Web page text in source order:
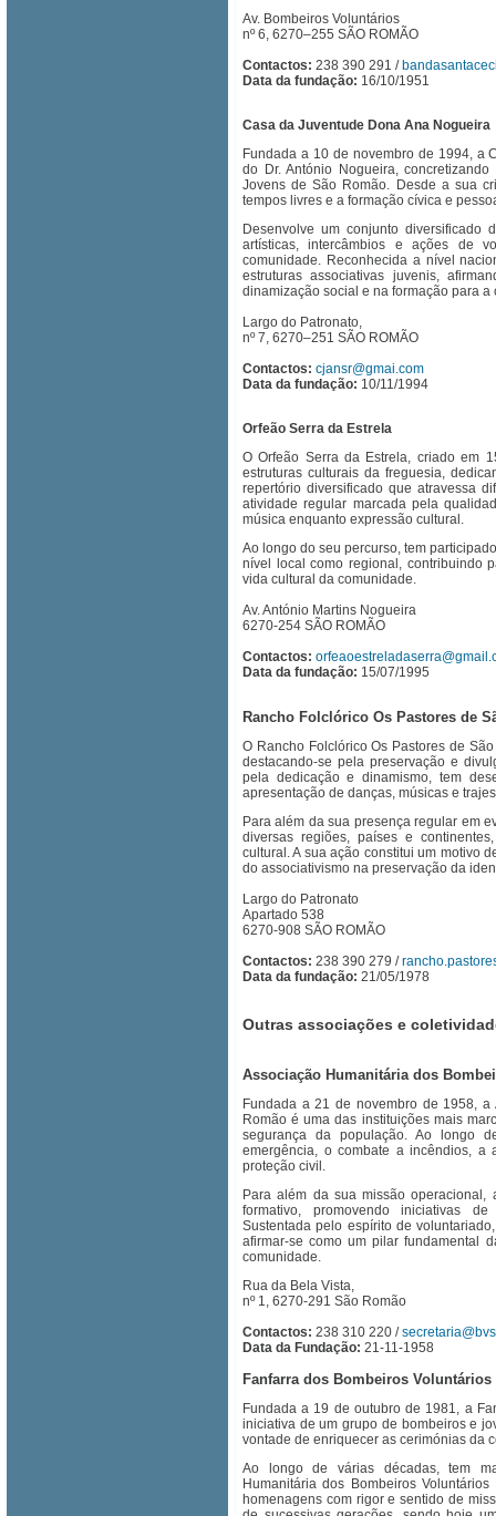
Av. Bombeiros Voluntários
nº 6, 6270–255 SÃO ROMÃO
Contactos: 238 390 291 /
Data da fundação: 16/10/1951
Casa da Juventude Dona Ana Nogueira
Fundada a 10 de novembro de 1994, a
do Dr. António Nogueira,
Jovens de São Romão. Desde a sua
tempos livres e a formação cívica e
Desenvolve um conjunto diversificado
artísticas, intercâmbios e ações de
comunidade. Reconhecida a nível
estruturas associativas juvenis,
dinamização social e na formação para a
Largo do Patronato,
nº 7, 6270–251 SÃO ROMÃO
Contactos: cjansr@gmai.com
Data da fundação: 10/11/1994
Orfeão Serra da Estrela
O Orfeão Serra da Estrela, criado em
estruturas culturais da freguesia,
repertório diversificado que atravessa
atividade regular marcada pela
música enquanto expressão cultural.
Ao longo do seu percurso, tem
nível local como regional, contribuindo
vida cultural da comunidade.
Av. António Martins Nogueira
6270-254 SÃO ROMÃO
Contactos:
Data da fundação: 15/07/1995
Rancho Folclórico Os Pastores de
O Rancho Folclórico Os Pastores de
destacando-se pela preservação e
pela dedicação e dinamismo, tem
apresentação de danças, músicas e
Para além da sua presença regular em
diversas regiões, países e
cultural. A sua ação constitui um motivo
do associativismo na preservação da
Largo do Patronato
Apartado 538
6270-908 SÃO ROMÃO
Contactos: 238 390 279 /
Data da fundação: 21/05/1978
Outras associações e
Associação Humanitária dos
Fundada a 21 de novembro de 1958,
Romão é uma das instituições mais
segurança da população. Ao longo
emergência, o combate a incêndios, a
proteção civil.
Para além da sua missão
formativo, promovendo iniciativas
Sustentada pelo espírito de
afirmar-se como um pilar fundamental
comunidade.
Rua da Bela Vista,
nº 1, 6270-291 São Romão
Contactos: 238 310 220 /
Data da Fundação: 21-11-1958
Fanfarra dos Bombeiros Voluntários
Fundada a 19 de outubro de 1981, a
iniciativa de um grupo de bombeiros e
vontade de enriquecer as cerimónias da
Ao longo de várias décadas, tem
Humanitária dos Bombeiros
homenagens com rigor e sentido de